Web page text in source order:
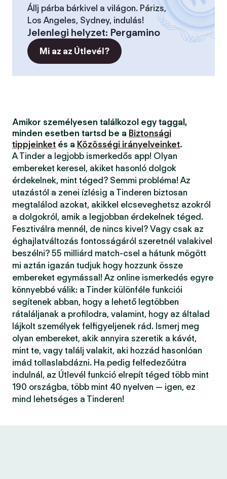
Állj párba bárkivel a világon. Párizs,
Los Angeles, Sydney, indulás!
Jelenlegi helyzet: Pergamino
Mi az az Útlevél?
Amikor személyesen találkozol egy taggal,
minden esetben tartsd be a Biztonsági
tippjeinket és a Közösségi irányelveinket.
A Tinder a legjobb ismerkedős app! Olyan
embereket keresel, akiket hasonló dolgok
érdekelnek, mint téged? Semmi probléma! Az
utazástól a zenei ízlésig a Tinderen biztosan
megtalálod azokat, akikkel elcseveghetsz azokról
a dolgokról, amik a legjobban érdekelnek téged.
Fesztiválra mennél, de nincs kivel? Vagy csak az
éghajlatváltozás fontosságáról szeretnél valakivel
beszélni? 55 milliárd match-csel a hátunk mögött
mi aztán igazán tudjuk hogy hozzunk össze
embereket egymással! Az online ismerkedés egyre
könnyebbé válik: a Tinder különféle funkciói
segítenek abban, hogy a lehető legtöbben
rátaláljanak a profilodra, valamint, hogy az általad
lájkolt személyek felfigyeljenek rád. Ismerj meg
olyan embereket, akik annyira szeretik a kávét,
mint te, vagy találj valakit, aki hozzád hasonlóan
imád tollaslabdázni. Ha pedig felfedezőútra
indulnál, az Útlevél funkció elrepít téged több mint
190 országba, több mint 40 nyelven — igen, ez
mind lehetséges a Tinderen!